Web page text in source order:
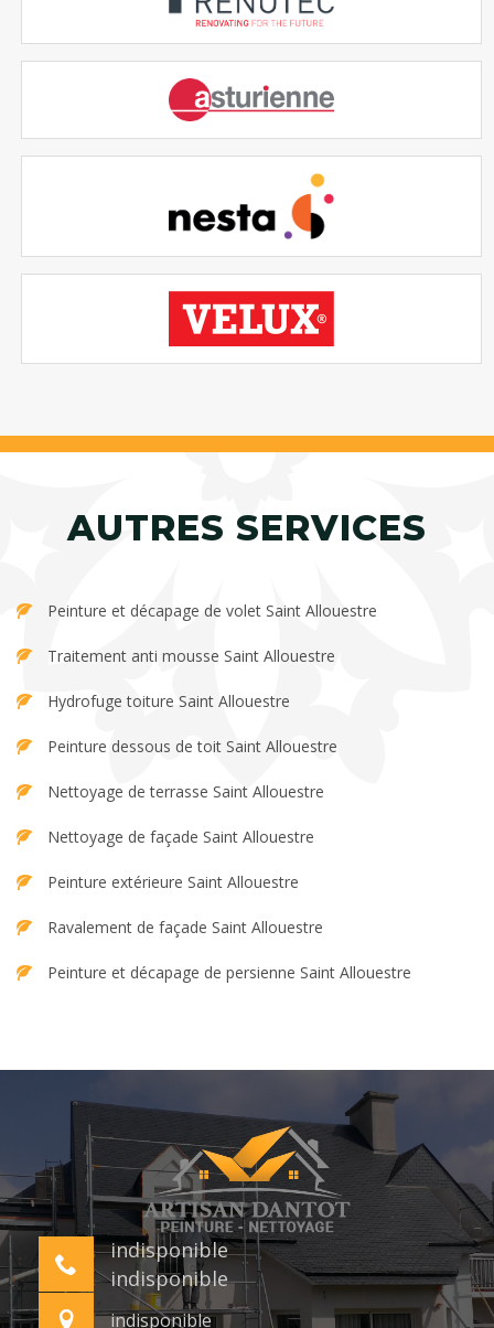
AUTRES SERVICES
Peinture et décapage de volet Saint Allouestre
Traitement anti mousse Saint Allouestre
Hydrofuge toiture Saint Allouestre
Peinture dessous de toit Saint Allouestre
Nettoyage de terrasse Saint Allouestre
Nettoyage de façade Saint Allouestre
Peinture extérieure Saint Allouestre
Ravalement de façade Saint Allouestre
Peinture et décapage de persienne Saint Allouestre
indisponible
indisponible
indisponible